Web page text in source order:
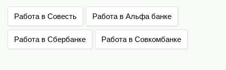
Работа в Совесть Работа в Альфа банке
Работа в Сбербанке Работа в Совкомбанке